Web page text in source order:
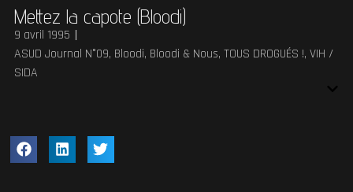
Mettez la capote (Bloodi)
9 avril 1995
ASUD Journal N°09, Bloodi, Bloodi & Nous, TOUS DROGUÉS !, VIH /
SIDA